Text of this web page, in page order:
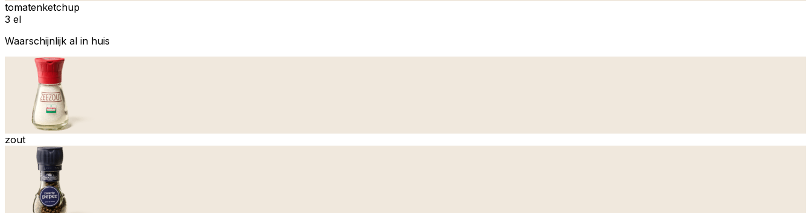
tomatenketchup
3 el
Waarschijnlijk al in huis
zout